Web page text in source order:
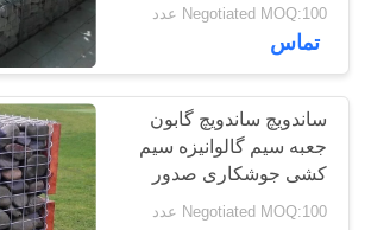
مانع سیم دید کم MZP
18
Negotiated MOQ:100 عدد
تماس
ساندویچ ساندویچ گابون
جعبه سیم گالوانیزه سیم
کشی جوشکاری صدور
گواهینامه ISO
Negotiated MOQ:100 عدد